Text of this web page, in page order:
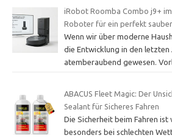
iRobot Roomba Combo j9+
Roboter für ein perfekt
Wenn wir über moderne
die Entwicklung in den letzten
atemberaubend gewesen.
ABACUS Fleet Magic: Der
Sealant für Sicheres Fahren
Die Sicherheit beim Fahren
besonders bei schlechten